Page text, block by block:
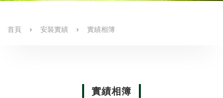
首頁 安裝實績 實績相簿
實績相簿